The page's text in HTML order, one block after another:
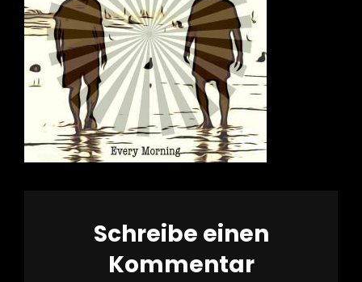
Schreibe einen
Kommentar